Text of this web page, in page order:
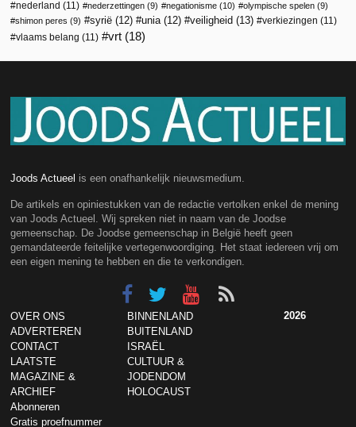
nederland (11) nederzettingen (9) negationisme (10) olympische spelen (9)
shimon peres (9) syrië (12) unia (12) veiligheid (13) verkiezingen (11)
vlaams belang (11) vrt (18)
Joods Actueel is een onafhankelijk nieuwsmedium.
De artikels en opiniestukken van de redactie vertolken enkel de mening
van Joods Actueel. Wij spreken niet in naam van de Joodse
gemeenschap. De Joodse gemeenschap in België heeft geen
gemandateerde feitelijke vertegenwoordiging. Het staat iedereen vrij om
een eigen mening te hebben en die te verkondigen.
OVER ONS
ADVERTEREN
CONTACT
LAATSTE
MAGAZINE &
ARCHIEF
Abonneren
Gratis proefnummer
BINNENLAND
BUITENLAND
ISRAËL
CULTUUR &
JODENDOM
HOLOCAUST
2026